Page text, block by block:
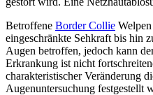
Betroffene Border Collie
eingeschränkte Sehkraft bis hin
Augen betroffen, jedoch kann
Erkrankung ist nicht
charakteristischer Veränderung
Augenuntersuchung festgestellt